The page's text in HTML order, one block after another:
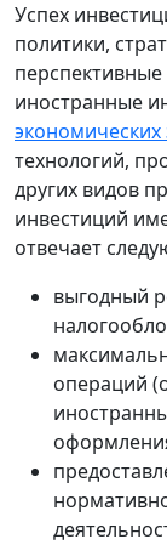
Успех
политики,
иностранные
технологий,
других видов
инвестиций
отвечает
выгодный
операций